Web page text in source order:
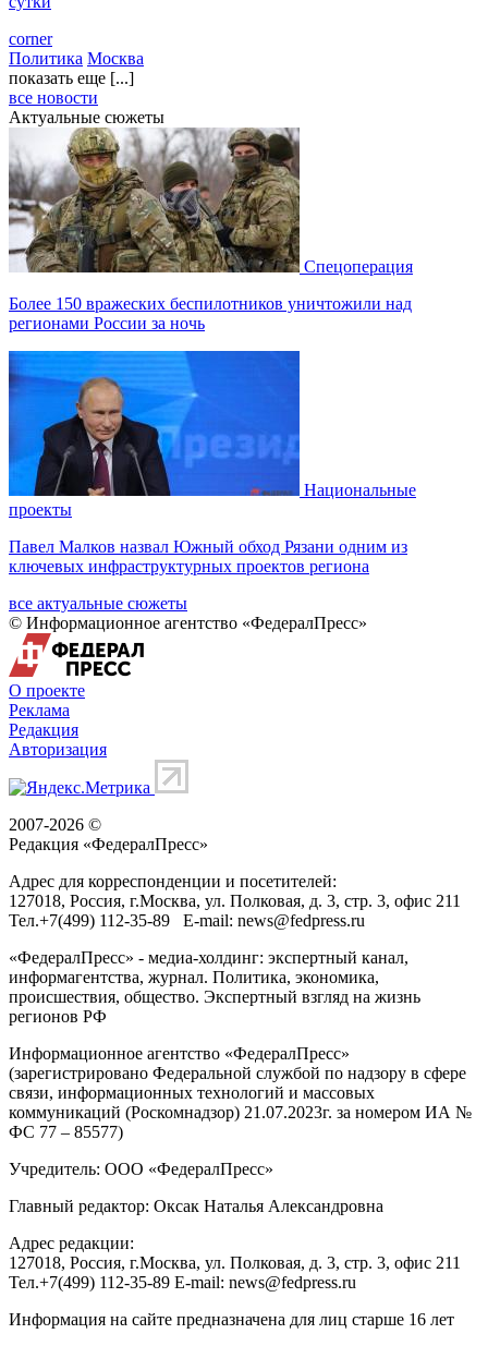
corner
Политика Москва
показать еще [...]
все новости
Актуальные сюжеты
Спецоперация
Более 150 вражеских беспилотников уничтожили над
регионами России за ночь
Национальные
проекты
Павел Малков назвал Южный обход Рязани одним из
ключевых инфраструктурных проектов региона
все актуальные сюжеты
© Информационное агентство «ФедералПресс»
О проекте
Реклама
Редакция
Авторизация
2007-2026 ©
Редакция «ФедералПресс»
Адрес для корреспонденции и посетителей:
127018, Россия, г.Москва, ул. Полковая, д. 3, стр. 3, офис 211
Тел.+7(499) 112-35-89 E-mail: news@fedpress.ru
«ФедералПресс» - медиа-холдинг: экспертный канал,
информагентства, журнал. Политика, экономика,
происшествия, общество. Экспертный взгляд на жизнь
регионов РФ
Информационное агентство «ФедералПресс»
(зарегистрировано Федеральной службой по надзору в сфере
связи, информационных технологий и массовых
коммуникаций (Роскомнадзор) 21.07.2023г. за номером ИА №
ФС 77 – 85577)
Учредитель: ООО «ФедералПресс»
Главный редактор: Оксак Наталья Александровна
Адрес редакции:
127018, Россия, г.Москва, ул. Полковая, д. 3, стр. 3, офис 211
Тел.+7(499) 112-35-89 E-mail: news@fedpress.ru
Информация на сайте предназначена для лиц старше 16 лет